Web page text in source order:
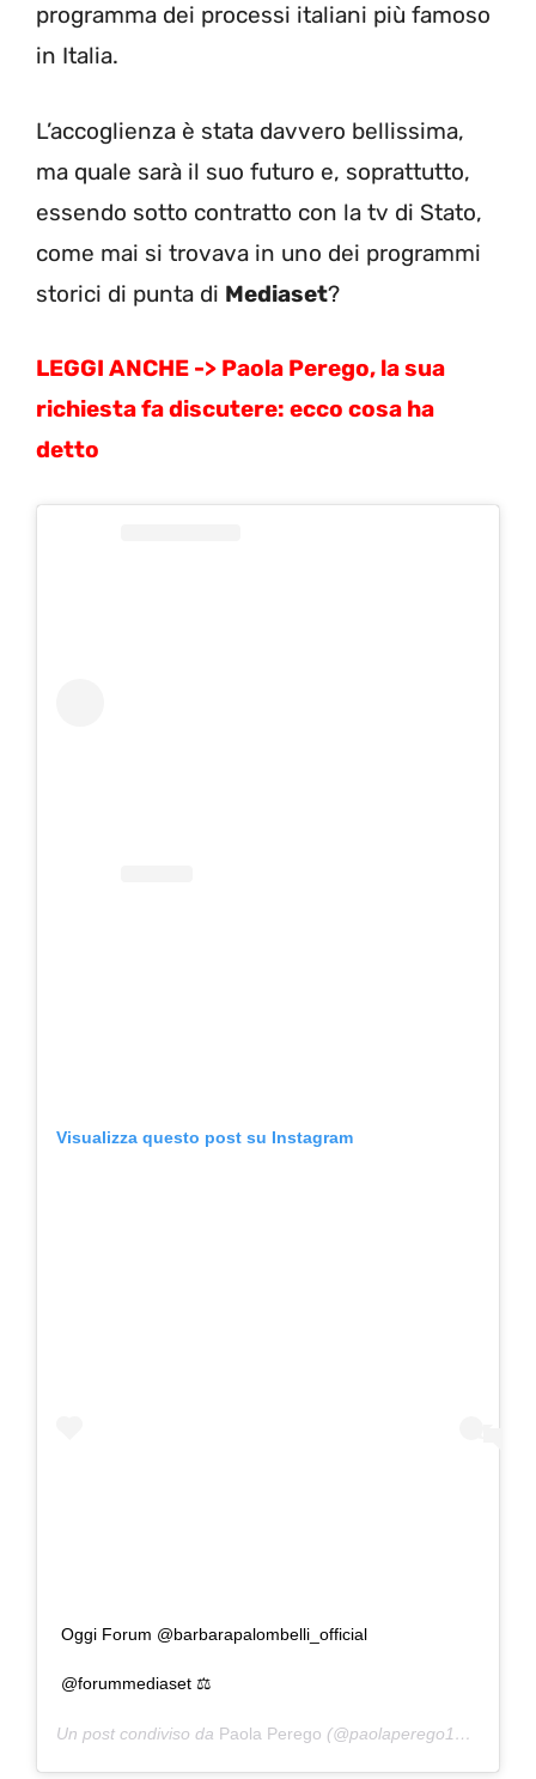
programma dei processi italiani più famoso
in Italia.
L’accoglienza è stata davvero bellissima,
ma quale sarà il suo futuro e, soprattutto,
essendo sotto contratto con la tv di Stato,
come mai si trovava in uno dei programmi
storici di punta di Mediaset?
LEGGI ANCHE -> Paola Perego, la sua
richiesta fa discutere: ecco cosa ha
detto
Visualizza questo post su Instagram
Oggi Forum @barbarapalombelli_official
@forummediaset ⚖️
Un post condiviso da Paola Perego (@paolaperego17) in data: